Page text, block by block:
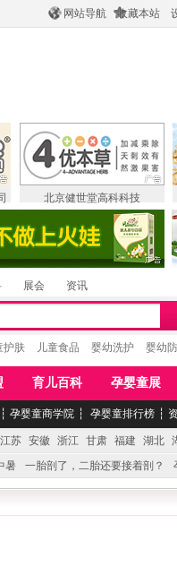
网站导航 收藏本站
北京健世堂高科科技
展会 资讯
护肤 儿童食品 婴幼洗护 婴幼
育儿百科 孕婴童展
┆ 孕婴童商学院 ┆ 孕婴童排行榜 ┆
江苏 安徽 浙江 甘肃 福建 湖北
暑 一胎剖了，二胎还要接着剖？